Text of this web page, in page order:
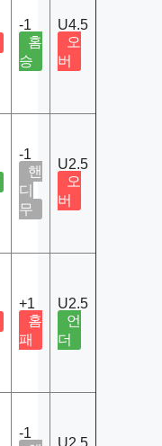
-1
홈
승
U4.5
오
버
-1
핸
디
무
U2.5
오
버
+1
홈
패
U2.5
언
더
-1
U2.5